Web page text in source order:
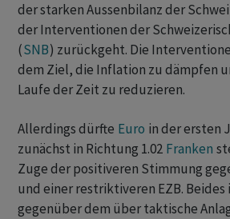
der starken Aussenbilanz der
der Interventionen der
(SNB) zurückgeht. Die
dem Ziel, die Inflation zu dämpfen
Laufe der Zeit zu reduzieren.
Allerdings dürfte Euro in der ersten
zunächst in Richtung 1.02 Franken
Zuge der positiveren Stimmung
und einer restriktiveren EZB.
gegenüber dem über taktische